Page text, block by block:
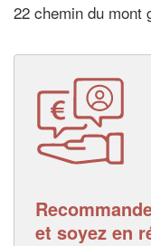
22 chemin du mont
et soyez en